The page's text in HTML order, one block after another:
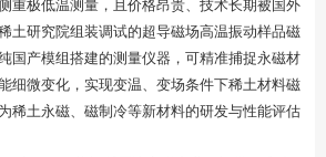
重极低温测量，且价格昂贵、技术长期被国外
土研究院组装调试的超导磁场高温振动样品磁
国产模组搭建的测量仪器，可精准捕捉永磁材
细微变化，实现变温、变场条件下稀土材料磁
稀土永磁、磁制冷等新材料的研发与性能评估